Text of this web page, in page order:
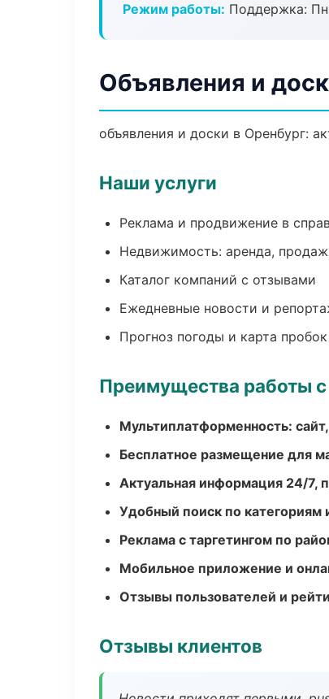
Режим работы: Поддержка:
Объявления и
объявления и доски в Оренбург:
Наши услуги
Реклама и продвижение в
Недвижимость: аренда,
Каталог компаний с отзывами
Ежедневные новости и
Прогноз погоды и карта пробок
Преимущества работы
Мультиплатформенность:
Бесплатное размещение для
Актуальная информация 24/7,
Удобный поиск по категориям
Реклама с таргетингом по
Мобильное приложение и
Отзывы пользователей и
Отзывы клиентов